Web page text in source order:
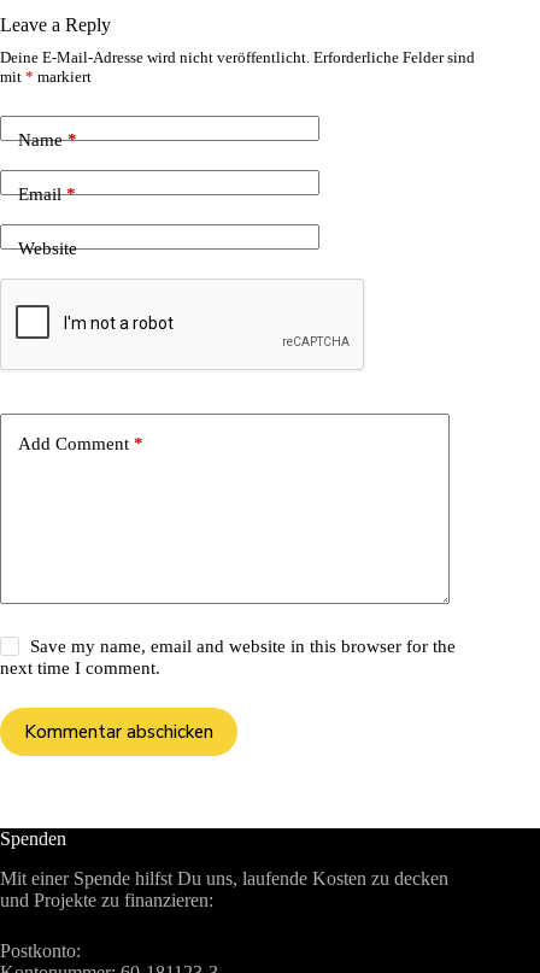
Leave a Reply
Deine E-Mail-Adresse wird nicht veröffentlicht. Erforderliche Felder sind
mit * markiert
Name*
Email*
Website
Add Comment *
Save my name, email and website in this browser for the
next time I comment.
Kommentar abschicken
Spenden
Mit einer Spende hilfst Du uns, laufende Kosten zu decken
und Projekte zu finanzieren:
Postkonto: